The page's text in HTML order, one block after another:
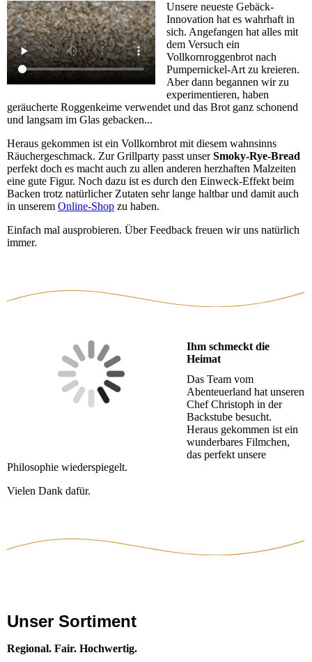
Unsere neueste Gebäck-
Innovation hat es wahrhaft in
sich. Angefangen hat alles mit
dem Versuch ein
Vollkornroggenbrot nach
Pumpernickel-Art zu kreieren.
Aber dann begannen wir zu
experimentieren, haben
geräucherte Roggenkeime verwendet und das Brot ganz schonend
und langsam im Glas gebacken...
Heraus gekommen ist ein Vollkornbrot mit diesem wahnsinns
Räuchergeschmack. Zur Grillparty passt unserSmoky-Rye-Bread
perfekt doch es macht auch zu allen anderen herzhaften Malzeiten
eine gute Figur. Noch dazu ist es durch den Einweck-Effekt beim
Backen trotz natürlicher Zutaten sehr lange haltbar und damit auch
in unserem Online-Shop zu haben.
Einfach mal ausprobieren. Über Feedback freuen wir uns natürlich
immer.
Ihm schmeckt die
Heimat
Das Team vom
Abenteuerland hat unseren
Chef Christoph in der
Backstube besucht.
Heraus gekommen ist ein
wunderbares Filmchen,
das perfekt unsere
Philosophie wiederspiegelt.
Vielen Dank dafür.
Unser Sortiment
Regional. Fair. Hochwertig.